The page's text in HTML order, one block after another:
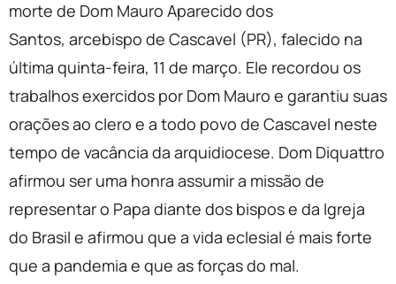
morte de Dom Mauro Aparecido dos
Santos, arcebispo de Cascavel (PR), falecido na
última quinta-feira, 11 de março. Ele recordou os
trabalhos exercidos por Dom Mauro e garantiu suas
orações ao clero e a todo povo de Cascavel neste
tempo de vacância da arquidiocese. Dom Diquattro
afirmou ser uma honra assumir a missão de
representar o Papa diante dos bispos e da Igreja
do Brasil e afirmou que a vida eclesial é mais forte
que a pandemia e que as forças do mal.